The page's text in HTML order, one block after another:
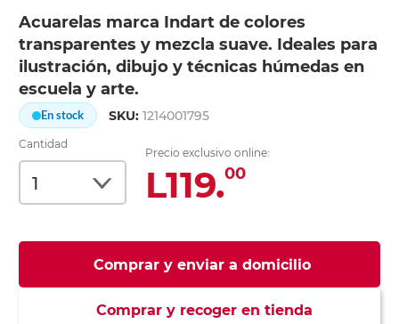
Acuarelas marca Indart de colores
transparentes y mezcla suave. Ideales para
ilustración, dibujo y técnicas húmedas en
escuela y arte.
En stock SKU:1214001795
Cantidad
Precio exclusivo online:
L119.00
Comprar y enviar a domicilio
Comprar y recoger en tienda